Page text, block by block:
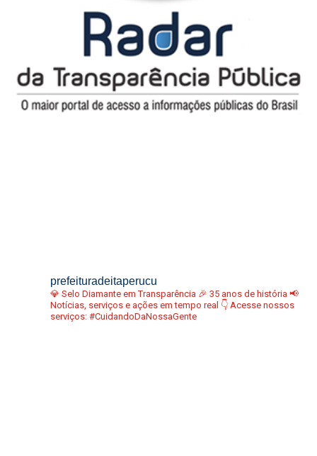
prefeituradeitaperucu
💎 Selo Diamante em Transparência 🎉 35 anos de história 📢
Notícias, serviços e ações em tempo real 👇 Acesse nossos
serviços: #CuidandoDaNossaGente